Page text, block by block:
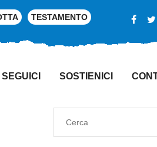
TESTAMENTO
SEGUICI SOSTIENICI